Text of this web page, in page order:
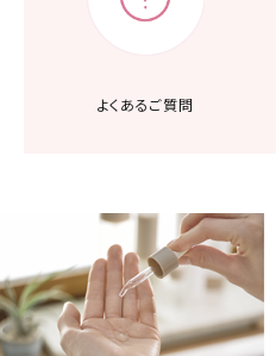
よくあるご質問